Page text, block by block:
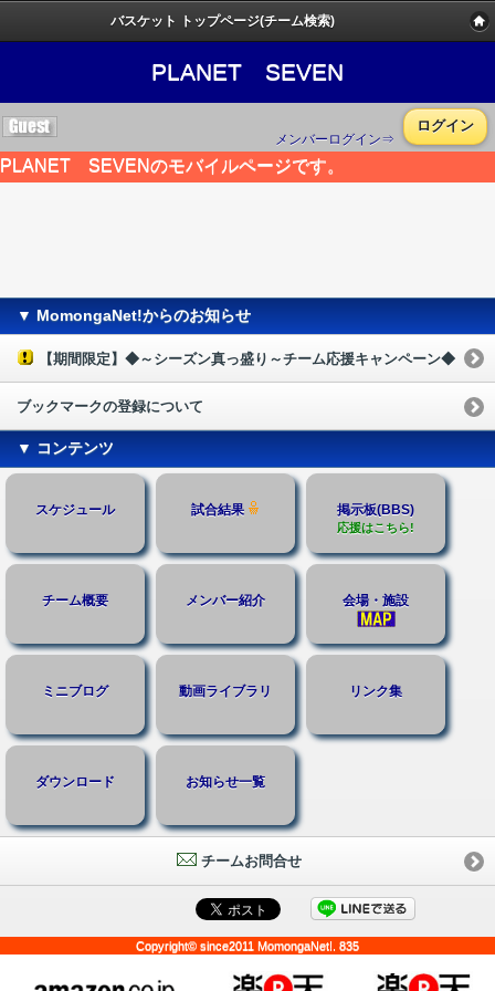
バスケット トップページ(チーム検索)
PLANET SEVEN
メンバーログイン⇒
ログイン
PLANET SEVENのモバイルページです。
▼ MomongaNet!からのお知らせ
【期間限定】◆～シーズン真っ盛り～チーム応援キャンペーン◆
ブックマークの登録について
▼ コンテンツ
スケジュール 試合結果 掲示板(BBS)
応援はこちら!
チーム概要 メンバー紹介 会場・施設
ミニブログ 動画ライブラリ リンク集
ダウンロード お知らせ一覧
チームお問合せ
Copyright© since2011 MomongaNet!. 835